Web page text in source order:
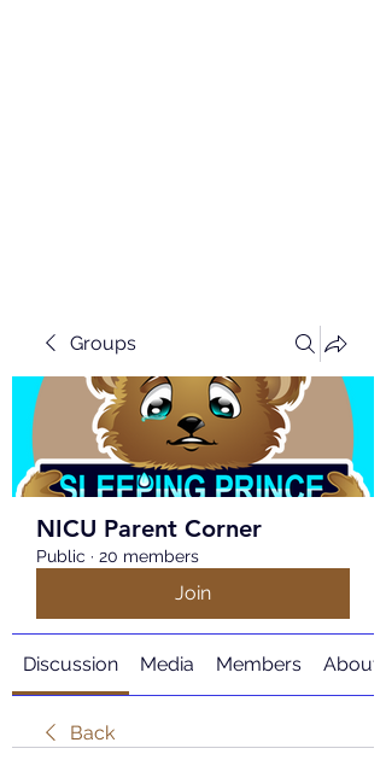
Groups
NICU Parent Corner
Public · 20 members
Join
Discussion Media Members About
Back